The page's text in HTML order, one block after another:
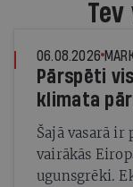
06.08.2026
Pārspēti
klimata
Šajā vasarā
vairākās
ugunsgrēki.